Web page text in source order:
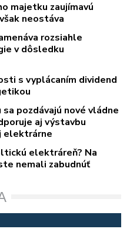
majetku zaujímavú
neostáva
rozsiahle
v dôsledku
s vyplácaním dividend
pozdávajú nové vládne
aj výstavbu
elektrárne
elektráreň? Na
nemali zabudnúť